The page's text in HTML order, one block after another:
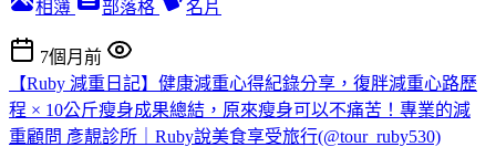
相簿 部落格 名片
7個月前
【Ruby 減重日記】健康減重心得紀錄分享，復胖減重心路歷
程 × 10公斤瘦身成果總結，原來瘦身可以不痛苦！專業的減
重顧問 彥靚診所｜Ruby說美食享受旅行(@tour_ruby530)